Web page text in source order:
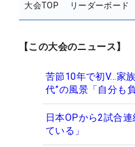
大会TOP リーダーボード
【この大会のニュース】
苦節10年で初V…家
代”の風景「自分も
日本OPから2試合
ている」